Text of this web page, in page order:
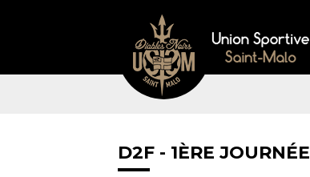
D2F - 1ÈRE JOURNÉE